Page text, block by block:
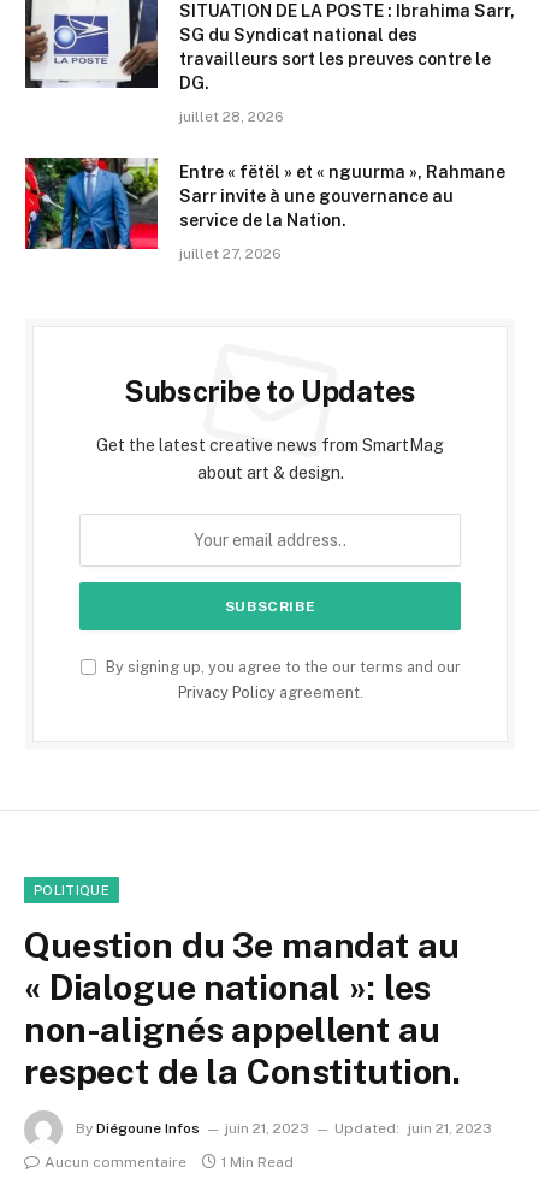
SITUATION DE LA POSTE : Ibrahima Sarr,
SG du Syndicat national des
travailleurs sort les preuves contre le
DG.
juillet 28, 2026
Entre « fëtël » et « nguurma », Rahmane
Sarr invite à une gouvernance au
service de la Nation.
juillet 27, 2026
Subscribe to Updates
Get the latest creative news from SmartMag
about art & design.
By signing up, you agree to the our terms and our
Privacy Policyagreement.
POLITIQUE
Question du 3e mandat au
« Dialogue national »: les
non-alignés appellent au
respect de la Constitution.
By Diégoune Infos juin 21, 2023 Updated:
juin 21, 2023
Aucun commentaire
1 Min Read